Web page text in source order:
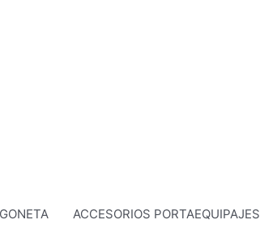
ACCESORIOS PORTAEQUIPAJES